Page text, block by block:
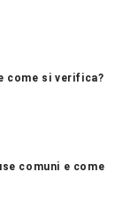
come si verifica?
comuni e come